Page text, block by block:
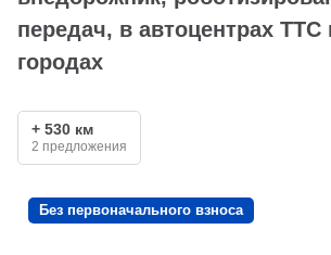
передач, в автоцентрах ТТС
городах
+ 530 км
2 предложения
Без первоначального взноса